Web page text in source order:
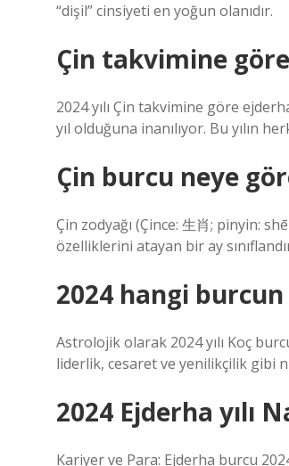
“dişil” cinsiyeti en yoğun olanıdır.
Çin takvimine göre
2024 yılı Çin takvimine göre
yıl olduğuna inanılıyor. Bu yılın
Çin burcu neye
Çin zodyağı (Çince: 生肖; pinyin:
özelliklerini atayan bir ay
2024 hangi burcun
Astrolojik olarak 2024 yılı Koç
liderlik, cesaret ve yenilikçilik gibi
2024 Ejderha yılı
Kariyer ve Para: Ejderha burcu